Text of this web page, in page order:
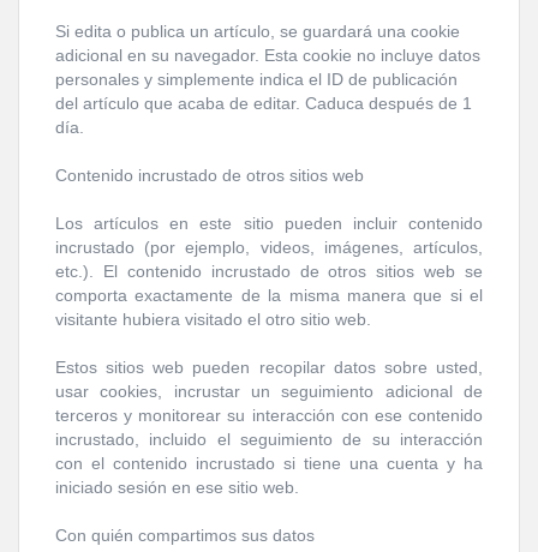
Si edita o publica un artículo, se guardará una cookie
adicional en su navegador. Esta cookie no incluye datos
personales y simplemente indica el ID de publicación
del artículo que acaba de editar. Caduca después de 1
día.
Contenido incrustado de otros sitios web
Los artículos en este sitio pueden incluir contenido
incrustado (por ejemplo, videos, imágenes, artículos,
etc.). El contenido incrustado de otros sitios web se
comporta exactamente de la misma manera que si el
visitante hubiera visitado el otro sitio web.
Estos sitios web pueden recopilar datos sobre usted,
usar cookies, incrustar un seguimiento adicional de
terceros y monitorear su interacción con ese contenido
incrustado, incluido el seguimiento de su interacción
con el contenido incrustado si tiene una cuenta y ha
iniciado sesión en ese sitio web.
Con quién compartimos sus datos